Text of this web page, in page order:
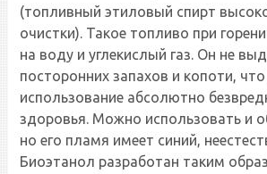
(топливный этиловый спирт
очистки). Такое топливо при
на воду и углекислый газ. Он не
посторонних запахов и копоти,
использование абсолютно
здоровья. Можно использовать и
но его пламя имеет синий,
Биоэтанол разработан таким